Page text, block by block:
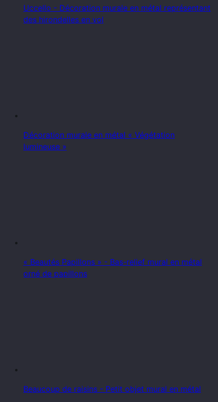
Uccello - Décoration murale en métal représentant
des hirondelles en vol
Décoration murale en métal « Végétation
lumineuse »
« Beautés Papillons » - Bas-relief mural en métal
orné de papillons
Beaucoup de raisins - Petit objet mural en métal